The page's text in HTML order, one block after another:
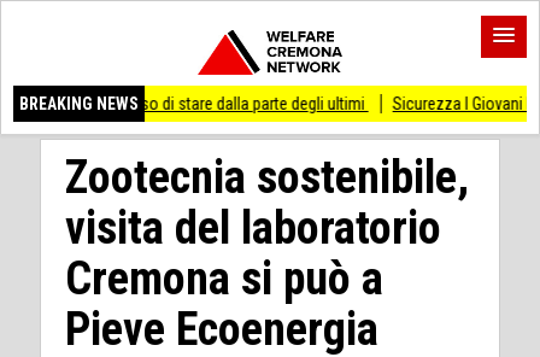
BREAKING NEWS
di stare dalla parte degli ultimi Sicurezza I Giovani Democratici
Zootecnia sostenibile,
visita del laboratorio
Cremona si può a
Pieve Ecoenergia